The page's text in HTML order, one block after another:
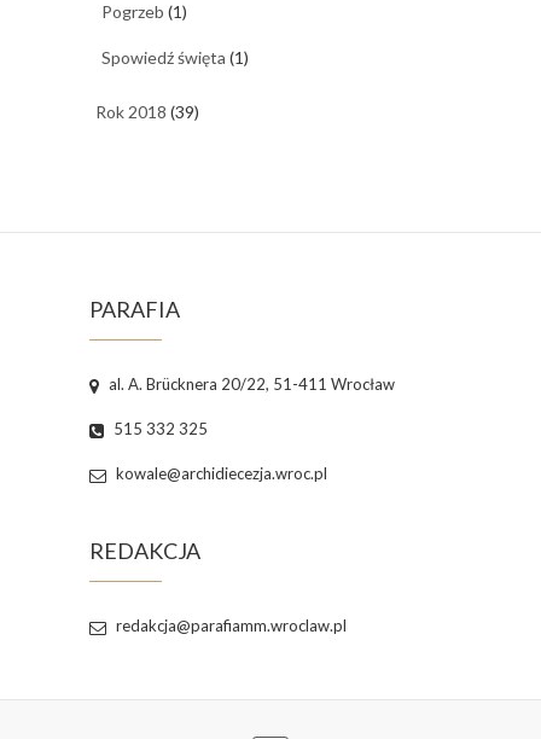
Pogrzeb (1)
Spowiedź święta (1)
Rok 2018 (39)
PARAFIA
al. A. Brücknera 20/22, 51-411 Wrocław
515 332 325
kowale@archidiecezja.wroc.pl
REDAKCJA
redakcja@parafiamm.wroclaw.pl